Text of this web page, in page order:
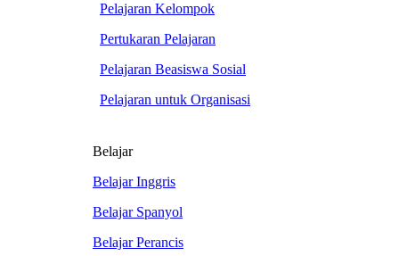
Pelajaran Kelompok
Pertukaran Pelajaran
Pelajaran Beasiswa Sosial
Pelajaran untuk Organisasi
Belajar
Belajar Inggris
Belajar Spanyol
Belajar Perancis